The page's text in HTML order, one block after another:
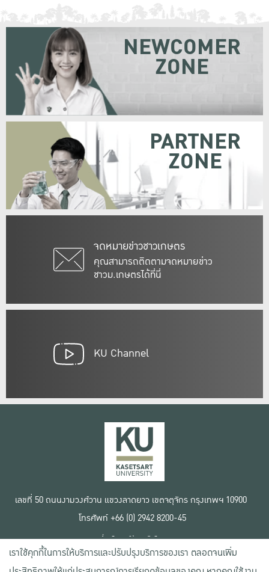
จดหมายข่าวชาวเกษตร
คุณสามารถติดตามจดหมายข่าว
ชาวม.เกษตรได้ที่นี่
NEWCOMER
ZONE
PARTNER
ZONE
KU Channel
เลขที่ 50 ถนนงามวงศ์วาน แขวงลาดยาว เขตจตุจักร กรุงเทพฯ 10900
โทรศัพท์ +66 (0) 2942 8200-45
เงื่อนไขการใช้งานเว็บไซต์
ข้อตกลงด้านสิทธิ์ใช้งาน
นโยบายความเป็นส่วนตัว
เราใช้คุกกี้ในการให้บริการและปรับปรุงบริการของเรา ตลอดจนเพิ่ม